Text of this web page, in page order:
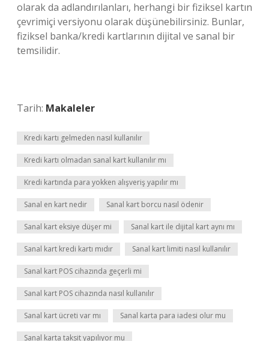
olarak da adlandırılanları, herhangi bir fiziksel kartın
çevrimiçi versiyonu olarak düşünebilirsiniz. Bunlar,
fiziksel banka/kredi kartlarının dijital ve sanal bir
temsilidir.
Tarih: Makaleler
Kredi kartı gelmeden nasıl kullanılır
Kredi kartı olmadan sanal kart kullanılır mı
Kredi kartında para yokken alışveriş yapılır mı
Sanal en kart nedir Sanal kart borcu nasıl ödenir
Sanal kart eksiye düşer mi Sanal kart ile dijital kart aynı mı
Sanal kart kredi kartı mıdır Sanal kart limiti nasıl kullanılır
Sanal kart POS cihazında geçerli mi
Sanal kart POS cihazında nasıl kullanılır
Sanal kart ücreti var mı Sanal karta para iadesi olur mu
Sanal karta taksit yapılıyor mu